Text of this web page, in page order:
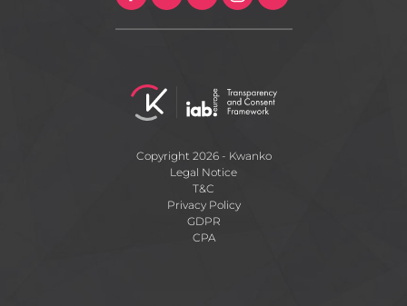
Copyright 2026 - Kwanko
Legal Notice
T&C
Privacy Policy
GDPR
CPA